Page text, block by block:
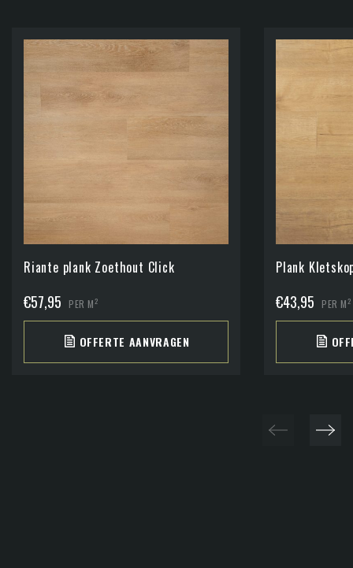
Riante plank Zoethout Click
€57,95 PER M2
OFFERTE AANVRAGEN
Plank
€43,95 PER M2